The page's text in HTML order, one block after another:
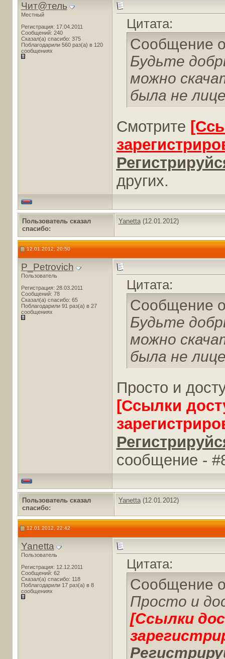
Чит@тель
Местный
Регистрация: 17.04.2011
Сообщений: 240
Сказал(а) спасибо: 375
Поблагодарили 560 раз(а) в 120
сообщениях
Цитата:
Сообщение
Будьте
можно
была не
Смотрите
других.
Пользователь сказал
cпасибо:
Yanetta(12.01.2012)
12.01.2012, 20:50
P_Petrovich
Пользователь
Регистрация: 28.03.2011
Сообщений: 78
Сказал(а) спасибо: 65
Поблагодарили 91 раз(а) в 27
сообщениях
Цитата:
Сообщение
Будьте
можно
была не
Просто и
[Ссылки
cообщение -
Пользователь сказал
cпасибо:
Yanetta(12.01.2012)
12.01.2012, 22:42
Yanetta
Пользователь
Регистрация: 12.12.2011
Сообщений: 62
Сказал(а) спасибо: 118
Поблагодарили 17 раз(а) в 8
сообщениях
Цитата:
Сообщение
Просто и
[Ссылки